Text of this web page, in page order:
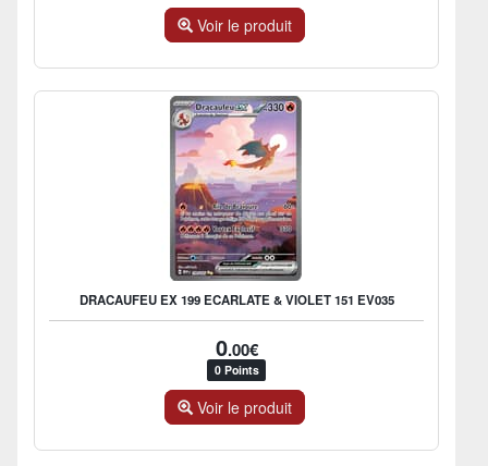
Voir le produit
DRACAUFEU EX 199 ECARLATE & VIOLET 151 EV035
0.00€
0 Points
Voir le produit